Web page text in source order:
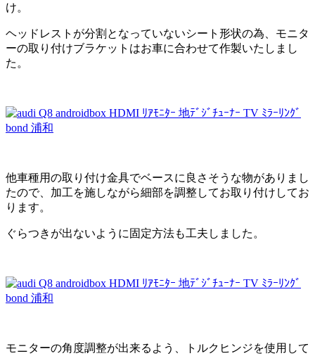
け。
ヘッドレストが分割となっていないシート形状の為、モニタ
ーの取り付けブラケットはお車に合わせて作製いたしまし
た。
他車種用の取り付け金具でベースに良さそうな物がありまし
たので、加工を施しながら細部を調整してお取り付けしてお
ります。
ぐらつきが出ないように固定方法も工夫しました。
モニターの角度調整が出来るよう、トルクヒンジを使用して